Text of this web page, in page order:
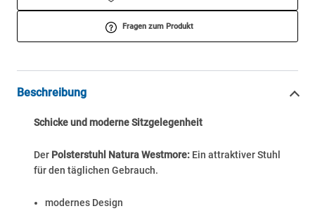
Fragen zum Produkt
Beschreibung
Schicke und moderne Sitzgelegenheit
Der Polsterstuhl Natura Westmore: Ein attraktiver Stuhl
für den täglichen Gebrauch.
modernes Design